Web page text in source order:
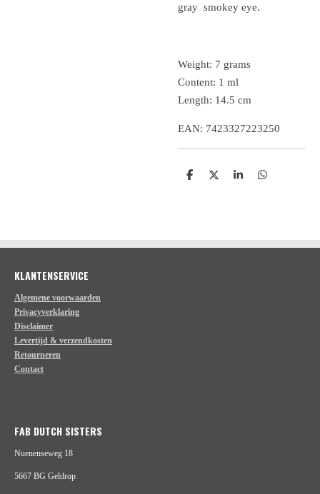
gray smokey eye.
Weight: 7 grams
Content: 1 ml
Length: 14.5 cm
EAN: 7423327223250
D
D
S
D
KLANTENSERVICE
Algemene voorwaarden
Privacyverklaring
Disclaimer
Levertijd & verzendkosten
Retourneren
Contact
FAB DUTCH SISTERS
Nuenenseweg 18
5667 BG Geldrop